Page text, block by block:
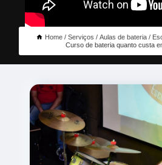
Home Serviços Aulas de bateria
Curso de bateria quanto custa